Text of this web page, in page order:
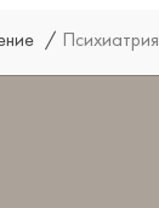
Психиатрия